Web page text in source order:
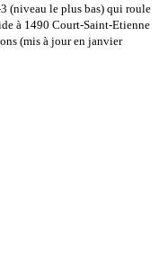
(niveau le plus bas) qui roule
à 1490 Court-Saint-Etienne
(mis à jour en janvier